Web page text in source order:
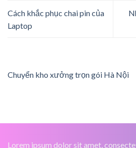
Cách khắc phục chai pin của
Laptop
Chuyển kho xưởng trọn gói Hà Nội
Lorem ipsum dolor sit amet,